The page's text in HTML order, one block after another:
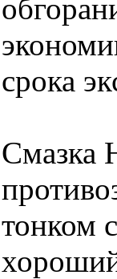
срока
Смазка
тонком